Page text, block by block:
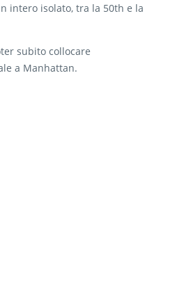
intero isolato, tra la 50th e la
subito collocare
a Manhattan.